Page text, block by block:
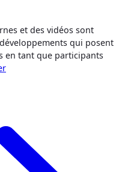
et des vidéos sont
qui posent
en tant que participants